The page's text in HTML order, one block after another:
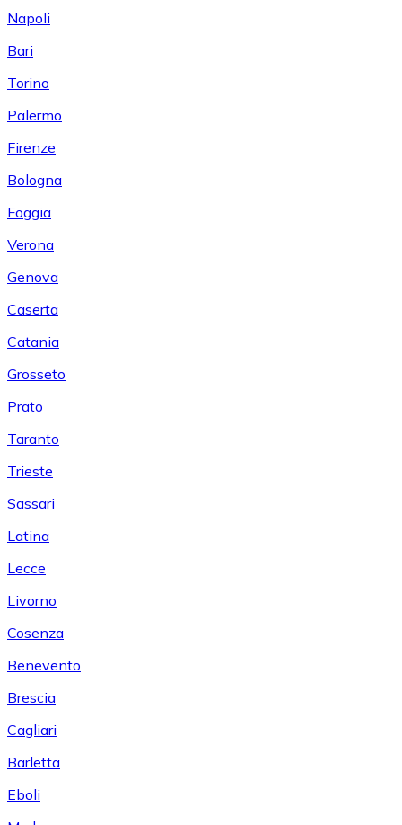
Napoli
Bari
Torino
Palermo
Firenze
Bologna
Foggia
Verona
Genova
Caserta
Catania
Grosseto
Prato
Taranto
Trieste
Sassari
Latina
Lecce
Livorno
Cosenza
Benevento
Brescia
Cagliari
Barletta
Eboli